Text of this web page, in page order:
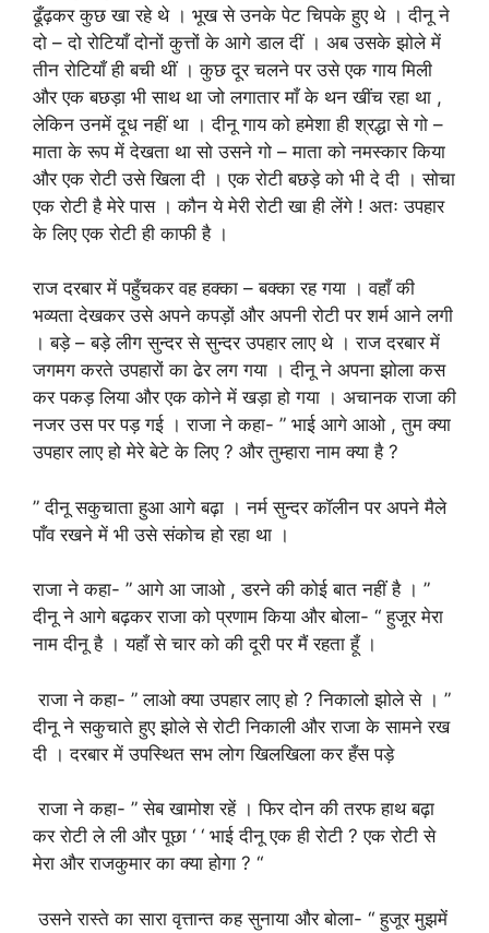
ढूँढ़कर कुछ खा रहे थे । भूख से उनके पेट चिपके हुए थे । दीनू ने
दो – दो रोटियाँ दोनों कुत्तों के आगे डाल दीं । अब उसके झोले में
तीन रोटियाँ ही बची थीं । कुछ दूर चलने पर उसे एक गाय मिली
और एक बछड़ा भी साथ था जो लगातार माँ के थन खींच रहा था ,
लेकिन उनमें दूध नहीं था । दीनू गाय को हमेशा ही श्रद्धा से गो –
माता के रूप में देखता था सो उसने गो – माता को नमस्कार किया
और एक रोटी उसे खिला दी । एक रोटी बछड़े को भी दे दी । सोचा
एक रोटी है मेरे पास । कौन ये मेरी रोटी खा ही लेंगे ! अतः उपहार
के लिए एक रोटी ही काफी है ।
राज दरबार में पहुँचकर वह हक्का – बक्का रह गया । वहाँ की
भव्यता देखकर उसे अपने कपड़ों और अपनी रोटी पर शर्म आने लगी
। बड़े – बड़े लीग सुन्दर से सुन्दर उपहार लाए थे । राज दरबार में
जगमग करते उपहारों का ढेर लग गया । दीनू ने अपना झोला कस
कर पकड़ लिया और एक कोने में खड़ा हो गया । अचानक राजा की
नजर उस पर पड़ गई । राजा ने कहा- ” भाई आगे आओ , तुम क्या
उपहार लाए हो मेरे बेटे के लिए ? और तुम्हारा नाम क्या है ?
” दीनू सकुचाता हुआ आगे बढ़ा । नर्म सुन्दर कॉलीन पर अपने मैले
पाँव रखने में भी उसे संकोच हो रहा था ।
राजा ने कहा- ” आगे आ जाओ , डरने की कोई बात नहीं है । ”
दीनू ने आगे बढ़कर राजा को प्रणाम किया और बोला- “ हुजूर मेरा
नाम दीनू है । यहाँ से चार को की दूरी पर मैं रहता हूँ ।
राजा ने कहा- ” लाओ क्या उपहार लाए हो ? निकालो झोले से । ”
दीनू ने सकुचाते हुए झोले से रोटी निकाली और राजा के सामने रख
दी । दरबार में उपस्थित सभ लोग खिलखिला कर हँस पड़े
राजा ने कहा- ” सेब खामोश रहें । फिर दोन की तरफ हाथ बढ़ा
कर रोटी ले ली और पूछा ‘ ‘ भाई दीनू एक ही रोटी ? एक रोटी से
मेरा और राजकुमार का क्या होगा ? “
उसने रास्ते का सारा वृत्तान्त कह सुनाया और बोला- “ हुजूर मुझमें